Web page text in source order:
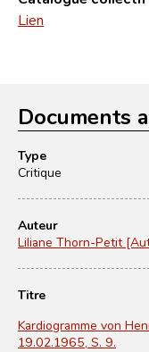
Lien
Documents
Type
Critique
Auteur
Liliane Thorn-Petit
Titre
Kardiogramme von
19.02.1965, S. 9.